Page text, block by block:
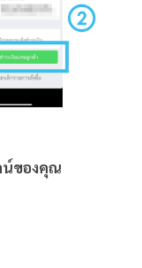
น์ของคุณ